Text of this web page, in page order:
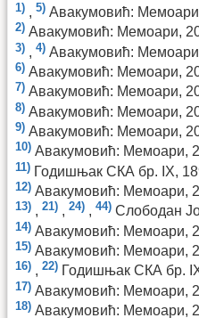
1) , 5) Авакумовић:
2) Авакумовић: Мемоари,
3) , 4) Авакумовић:
6) Авакумовић: Мемоари,
7) Авакумовић: Мемоари,
8) Авакумовић: Мемоари,
9) Авакумовић: Мемоари,
10) Авакумовић: Мемоари,
11) Годишњак СКА бр. IX,
12) Авакумовић: Мемоари,
13) , 21) , 24) , 44) Слободан
14) Авакумовић: Мемоари,
15) Авакумовић: Мемоари,
16) , 22) Годишњак СКА бр.
17) Авакумовић: Мемоари,
18) Авакумовић: Мемоари,